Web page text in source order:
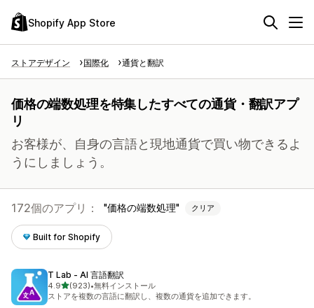
Shopify App Store
ストアデザイン 国際化 通貨と翻訳
価格の端数処理を特集したすべての通貨・翻訳アプ
リ
お客様が、自身の言語と現地通貨で買い物できるよ
うにしましょう。
172個のアプリ： 価格の端数処理 クリア
Built for Shopify
T Lab ‑ AI 言語翻訳
4.95つ星中
(923)
合計レビュー数：923件
•無料インストール
ストアを複数の言語に翻訳し、複数の通貨を追加できます。